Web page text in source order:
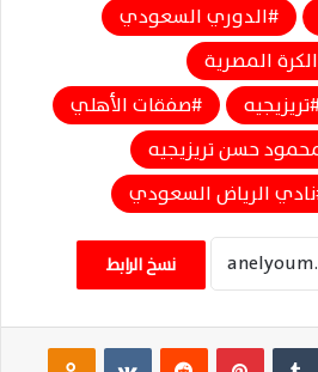
الدوري السعودي
الكرة المصرية
تريزيجيه
صفقات الأهلي
حسن تريزيجيه
نادي الرياض السعودي
نسخ الرابط
بينتيريست ‏VKontakte